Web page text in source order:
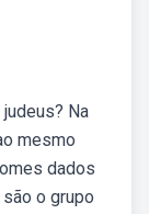
Na
mesmo
dados
o grupo